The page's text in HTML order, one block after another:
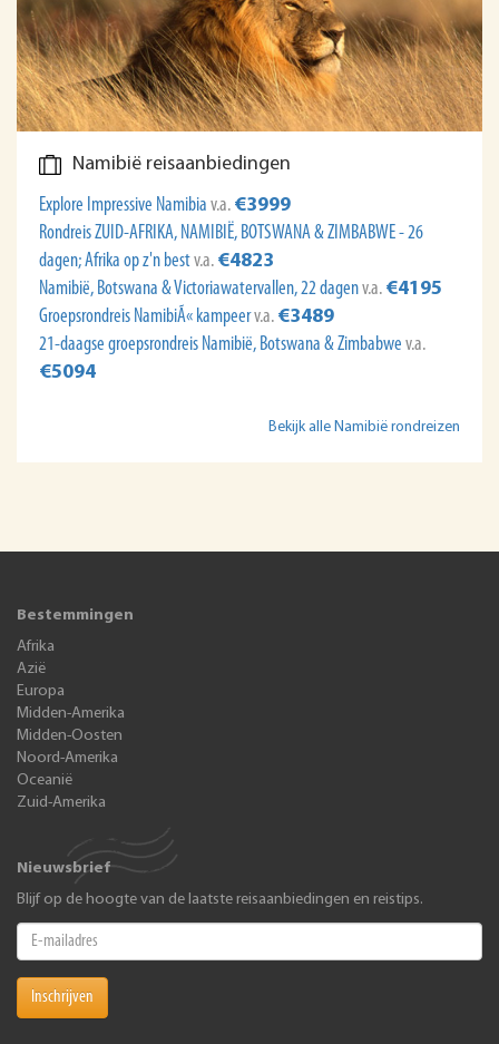
Namibië reisaanbiedingen
Explore Impressive Namibia v.a. €3999
Rondreis ZUID-AFRIKA, NAMIBIË, BOTSWANA & ZIMBABWE - 26
dagen; Afrika op z'n bestv.a. €4823
Namibië, Botswana & Victoriawatervallen, 22 dagenv.a. €4195
Groepsrondreis NamibiÃ« kampeerv.a. €3489
21-daagse groepsrondreis Namibië, Botswana & Zimbabwe v.a.
€5094
Bekijk alle Namibië rondreizen
Bestemmingen
Afrika
Azië
Europa
Midden-Amerika
Midden-Oosten
Noord-Amerika
Oceanië
Zuid-Amerika
Nieuwsbrief
Blijf op de hoogte van de laatste reisaanbiedingen en reistips.
Inschrijven